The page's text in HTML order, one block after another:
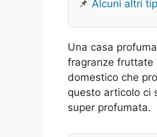
📌 Alcuni altri
Una casa
fragranze fruttate
domestico che
questo articolo ci
super profumata.